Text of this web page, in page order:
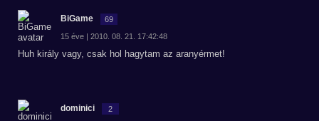
BiGame 69
15 éve | 2010. 08. 21. 17:42:48
Huh király vagy, csak hol hagytam az aranyérmet!
dominici 2